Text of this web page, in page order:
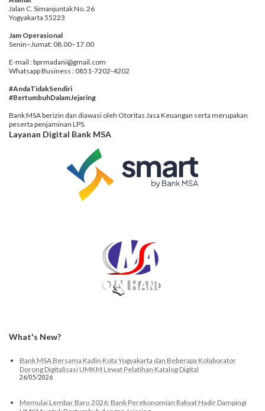
Jalan C. Simanjuntak No. 26
Yogyakarta 55223
Jam Operasional
Senin–Jumat: 08.00–17.00
E-mail : bprmadani@gmail.com
Whatsapp Business : 0851-7202-4202
#AndaTidakSendiri
#BertumbuhDalamJejaring
Bank MSA berizin dan diawasi oleh Otoritas Jasa Keuangan serta merupakan
peserta penjaminan LPS.
Layanan Digital Bank MSA
What's New?
Bank MSA Bersama Kadin Kota Yogyakarta dan Beberapa Kolaborator
Dorong Digitalisasi UMKM Lewat Pelatihan Katalog Digital
26/05/2026
Memulai Lembar Baru 2026: Bank Perekonomian Rakyat Hadir Dampingi